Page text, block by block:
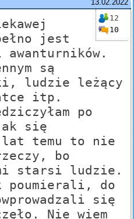
13.02.2022
12
10
jest
są
ludzie leżący
itp.
po
się
lat temu to nie
bo
starsi ludzie.
poumierali, do
się
Nie wiem